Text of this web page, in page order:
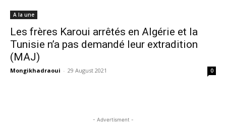
A la une
Les frères Karoui arrêtés en Algérie et la
Tunisie n’a pas demandé leur extradition
(MAJ)
Mongikhadraoui - 29 August 2021 0
- Advertisment -